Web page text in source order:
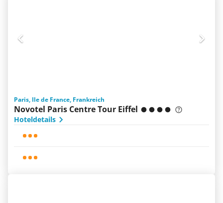
Paris, Ile de France, Frankreich
Novotel Paris Centre Tour Eiffel
Hoteldetails